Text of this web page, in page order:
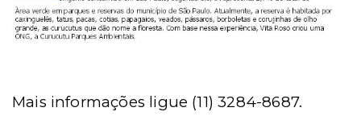
Mais informações ligue (11) 3284-8687.